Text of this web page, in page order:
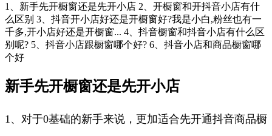
1、新手先开橱窗还是先开小店 2、开橱窗和开抖音小店有什
么区别 3、抖音开小店好还是开橱窗好?我是小白,粉丝也有一
千多,开小店好还是开橱窗... 4、抖音橱窗和抖音小店有什么区
别呢? 5、抖音小店跟橱窗哪个好? 6、抖音小店和商品橱窗哪
个好
新手先开橱窗还是先开小店
1、对于0基础的新手来说，更加适合先开通抖音商品橱